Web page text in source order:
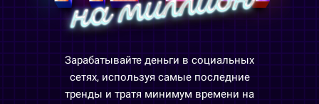
Зарабатывайте деньги в социальных
сетях, используя самые последние
тренды и тратя минимум времени на